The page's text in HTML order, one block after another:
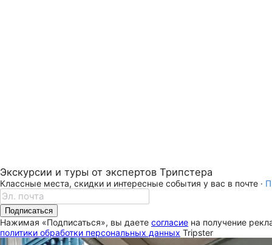
Экскурсии и туры от экспертов Трипстера
Классные места, скидки и интересные события у вас в почте ·
Подписаться
Нажимая «Подписаться», вы даете согласие на получение
политики обработки персональных данных Tripster